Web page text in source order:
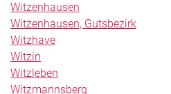
Witzenhausen
Witzenhausen, Gutsbezirk
Witzhave
Witzin
Witzleben
Witzmannsberg